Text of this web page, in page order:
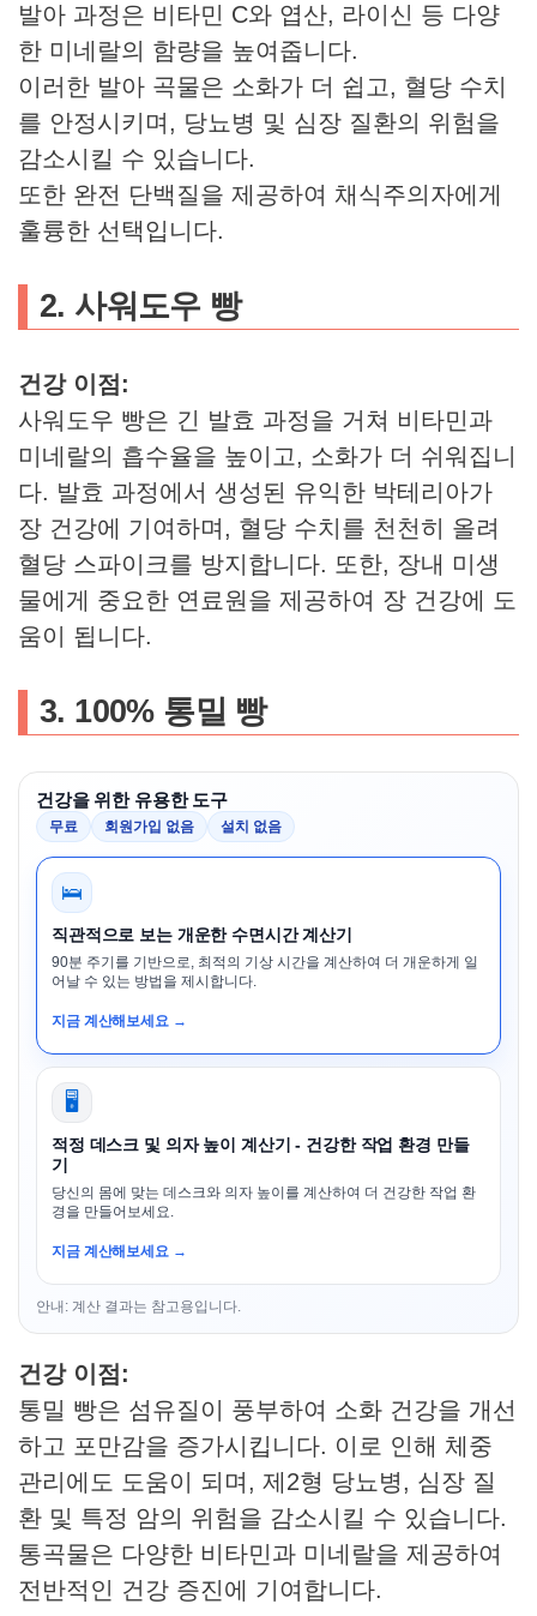
발아 과정은 비타민 C와 엽산, 라이신 등 다양
한 미네랄의 함량을 높여줍니다.
이러한 발아 곡물은 소화가 더 쉽고, 혈당 수치
를 안정시키며, 당뇨병 및 심장 질환의 위험을
감소시킬 수 있습니다.
또한 완전 단백질을 제공하여 채식주의자에게
훌륭한 선택입니다.
2. 사워도우 빵
건강 이점:
사워도우 빵은 긴 발효 과정을 거쳐 비타민과
미네랄의 흡수율을 높이고, 소화가 더 쉬워집니
다. 발효 과정에서 생성된 유익한 박테리아가
장 건강에 기여하며, 혈당 수치를 천천히 올려
혈당 스파이크를 방지합니다. 또한, 장내 미생
물에게 중요한 연료원을 제공하여 장 건강에 도
움이 됩니다.
3. 100% 통밀 빵
건강을 위한 유용한 도구
무료 회원가입 없음 설치 없음
🛌
직관적으로 보는 개운한 수면시간 계산기
90분 주기를 기반으로, 최적의 기상 시간을 계산하여 더 개운하게 일
어날 수 있는 방법을 제시합니다.
지금 계산해보세요 →
🖥️
적정 데스크 및 의자 높이 계산기 - 건강한 작업 환경 만들
기
당신의 몸에 맞는 데스크와 의자 높이를 계산하여 더 건강한 작업 환
경을 만들어보세요.
지금 계산해보세요 →
안내: 계산 결과는 참고용입니다.
건강 이점:
통밀 빵은 섬유질이 풍부하여 소화 건강을 개선
하고 포만감을 증가시킵니다. 이로 인해 체중
관리에도 도움이 되며, 제2형 당뇨병, 심장 질
환 및 특정 암의 위험을 감소시킬 수 있습니다.
통곡물은 다양한 비타민과 미네랄을 제공하여
전반적인 건강 증진에 기여합니다.